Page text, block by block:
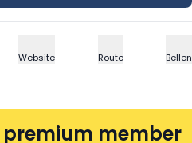
Website Route Bellen
member